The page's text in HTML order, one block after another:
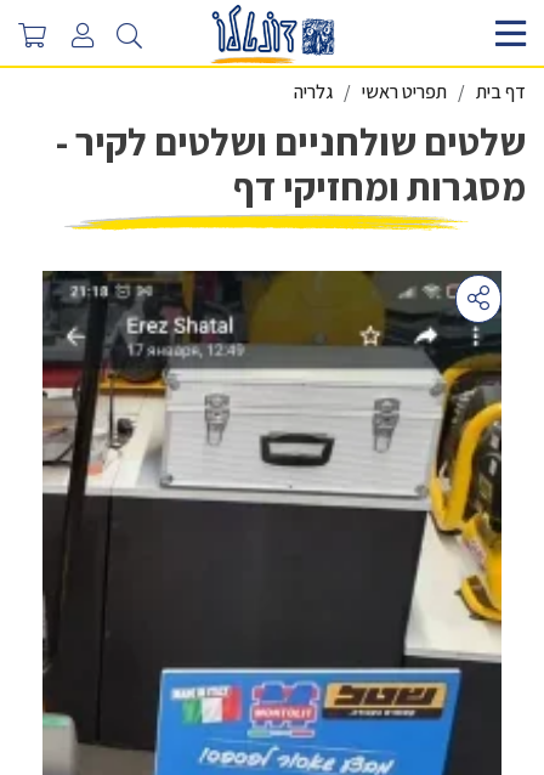
דף בית תפריט ראשי גלריה
שלטים שולחניים ושלטים לקיר -
מסגרות ומחזיקי דף